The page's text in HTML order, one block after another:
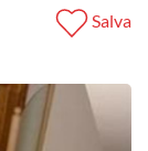
Salva